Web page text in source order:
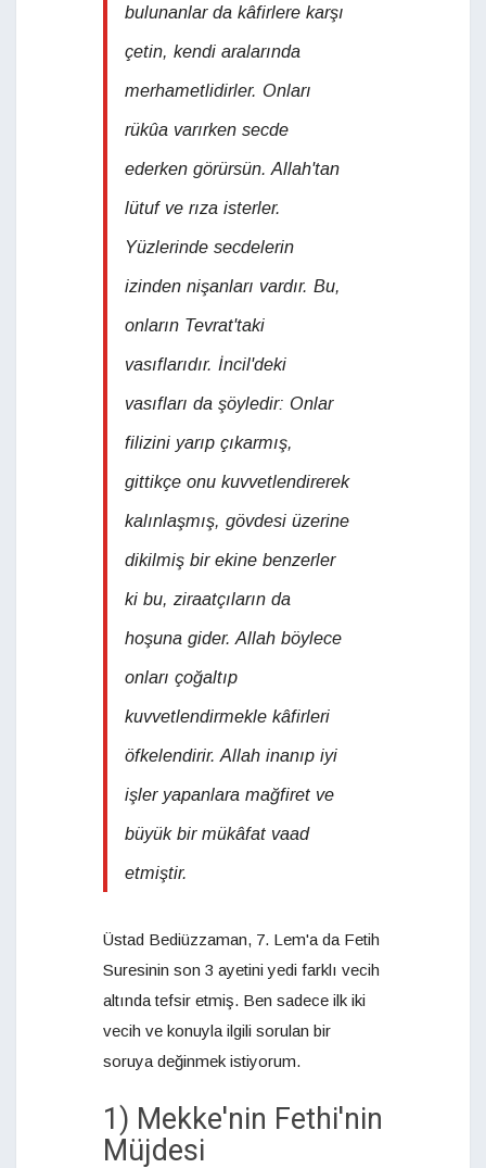
bulunanlar da kâfirlere karşı
çetin, kendi aralarında
merhametlidirler. Onları
rükûa varırken secde
ederken görürsün. Allah'tan
lütuf ve rıza isterler.
Yüzlerinde secdelerin
izinden nişanları vardır. Bu,
onların Tevrat'taki
vasıflarıdır. İncil'deki
vasıfları da şöyledir: Onlar
filizini yarıp çıkarmış,
gittikçe onu kuvvetlendirerek
kalınlaşmış, gövdesi üzerine
dikilmiş bir ekine benzerler
ki bu, ziraatçıların da
hoşuna gider. Allah böylece
onları çoğaltıp
kuvvetlendirmekle kâfirleri
öfkelendirir. Allah inanıp iyi
işler yapanlara mağfiret ve
büyük bir mükâfat vaad
etmiştir.
Üstad Bediüzzaman, 7. Lem'a da Fetih
Suresinin son 3 ayetini yedi farklı vecih
altında tefsir etmiş. Ben sadece ilk iki
vecih ve konuyla ilgili sorulan bir
soruya değinmek istiyorum.
1) Mekke'nin Fethi'nin
Müjdesi